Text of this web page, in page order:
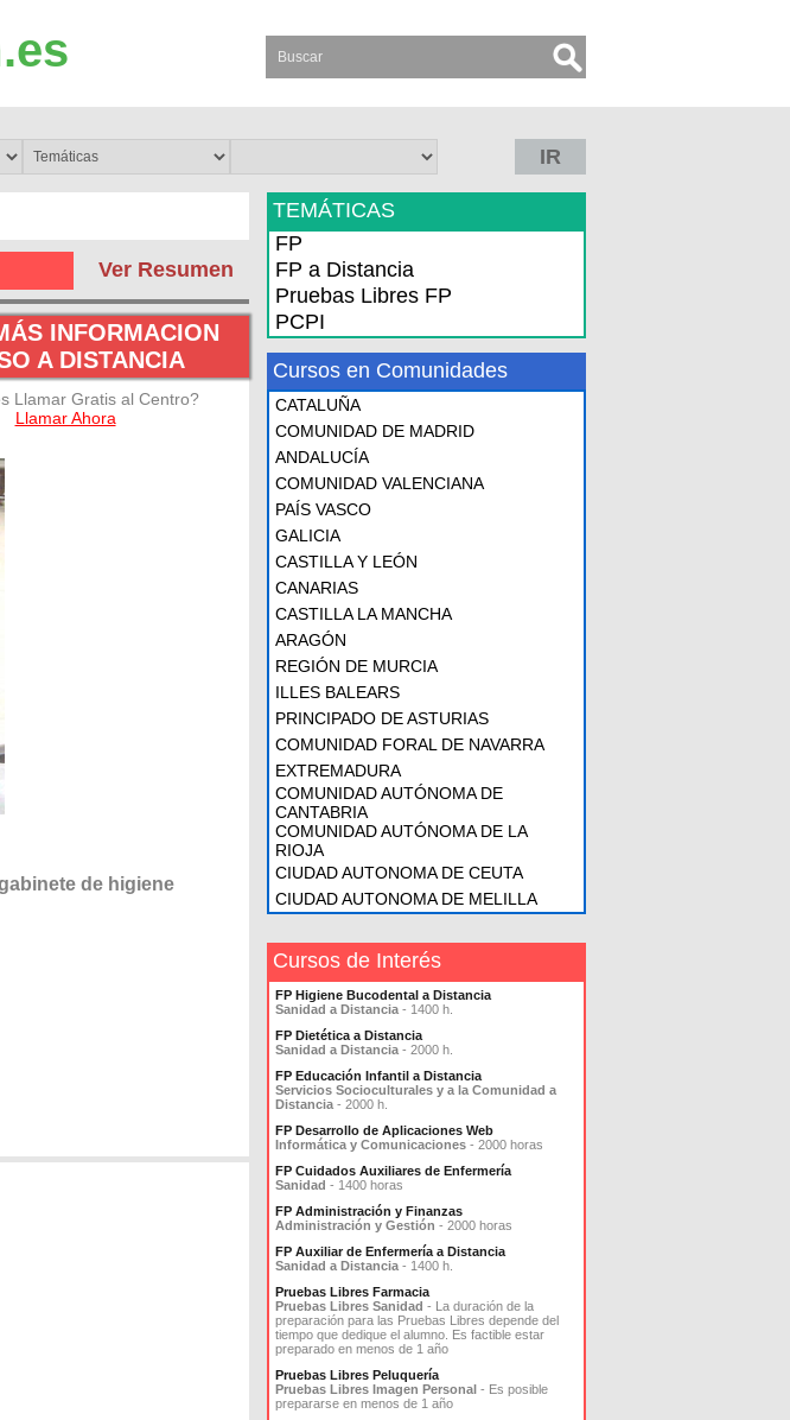
IR
Ver Resumen
INFORMACION
A DISTANCIA
Llamar Gratis al Centro?
Llamar Ahora
de higiene
TEMÁTICAS
FP
FP a Distancia
Pruebas Libres FP
PCPI
Cursos en Comunidades
CATALUÑA
COMUNIDAD DE MADRID
ANDALUCÍA
COMUNIDAD VALENCIANA
PAÍS VASCO
GALICIA
CASTILLA Y LEÓN
CANARIAS
CASTILLA LA MANCHA
ARAGÓN
REGIÓN DE MURCIA
ILLES BALEARS
PRINCIPADO DE ASTURIAS
COMUNIDAD FORAL DE NAVARRA
EXTREMADURA
COMUNIDAD AUTÓNOMA DE
CANTABRIA
COMUNIDAD AUTÓNOMA DE LA
RIOJA
CIUDAD AUTONOMA DE CEUTA
CIUDAD AUTONOMA DE MELILLA
Cursos de Interés
FP Higiene Bucodental a Distancia
Sanidad a Distancia - 1400 h.
FP Dietética a Distancia
Sanidad a Distancia - 2000 h.
FP Educación Infantil a Distancia
Servicios Socioculturales y a la Comunidad a
Distancia - 2000 h.
FP Desarrollo de Aplicaciones Web
Informática y Comunicaciones - 2000 horas
FP Cuidados Auxiliares de Enfermería
Sanidad - 1400 horas
FP Administración y Finanzas
Administración y Gestión - 2000 horas
FP Auxiliar de Enfermería a Distancia
Sanidad a Distancia - 1400 h.
Pruebas Libres Farmacia
Pruebas Libres Sanidad - La duración de la
preparación para las Pruebas Libres depende del
tiempo que dedique el alumno. Es factible estar
preparado en menos de 1 año
Pruebas Libres Peluquería
Pruebas Libres Imagen Personal - Es posible
prepararse en menos de 1 año